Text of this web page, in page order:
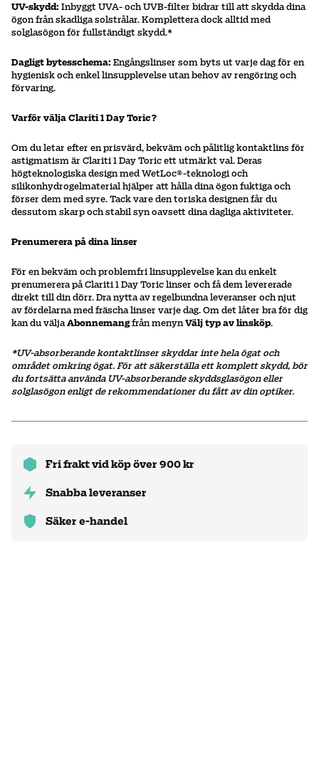
UV-skydd: Inbyggt UVA- och UVB-filter bidrar till att skydda dina
ögon från skadliga solstrålar. Komplettera dock alltid med
solglasögon för fullständigt skydd.*
Dagligt bytesschema: Engångslinser som byts ut varje dag för en
hygienisk och enkel linsupplevelse utan behov av rengöring och
förvaring.
Varför välja Clariti 1 Day Toric?
Om du letar efter en prisvärd, bekväm och pålitlig kontaktlins för
astigmatism är Clariti 1 Day Toric ett utmärkt val. Deras
högteknologiska design med WetLoc®-teknologi och
silikonhydrogelmaterial hjälper att hålla dina ögon fuktiga och
förser dem med syre. Tack vare den toriska designen får du
dessutom skarp och stabil syn oavsett dina dagliga aktiviteter.
Prenumerera på dina linser
För en bekväm och problemfri linsupplevelse kan du enkelt
prenumerera på Clariti 1 Day Toric linser och få dem levererade
direkt till din dörr. Dra nytta av regelbundna leveranser och njut
av fördelarna med fräscha linser varje dag. Om det låter bra för dig
kan du välja Abonnemang från menyn Välj typ av linsköp.
*UV-absorberande kontaktlinser skyddar inte hela ögat och
området omkring ögat. För att säkerställa ett komplett skydd, bör
du fortsätta använda UV-absorberande skyddsglasögon eller
solglasögon enligt de rekommendationer du fått av din optiker.
Fri frakt vid köp över 900 kr
Snabba leveranser
Säker e-handel